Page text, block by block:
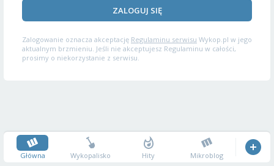
ZALOGUJ SIĘ
Zalogowanie oznacza akceptację Regulaminu serwisu Wykop.pl w jego
aktualnym brzmieniu. Jeśli nie akceptujesz Regulaminu w całości,
prosimy o niekorzystanie z serwisu.
Główna Wykopalisko Hity Mikroblog